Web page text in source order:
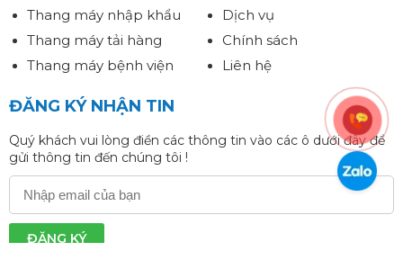
Thang máy nhập khẩu
Thang máy tải hàng
Thang máy bệnh viện
Dịch vụ
Chính sách
Liên hệ
ĐĂNG KÝ NHẬN TIN
Quý khách vui lòng điền các thông tin vào các ô dưới đây để
gửi thông tin đến chúng tôi !
ĐĂNG KÝ